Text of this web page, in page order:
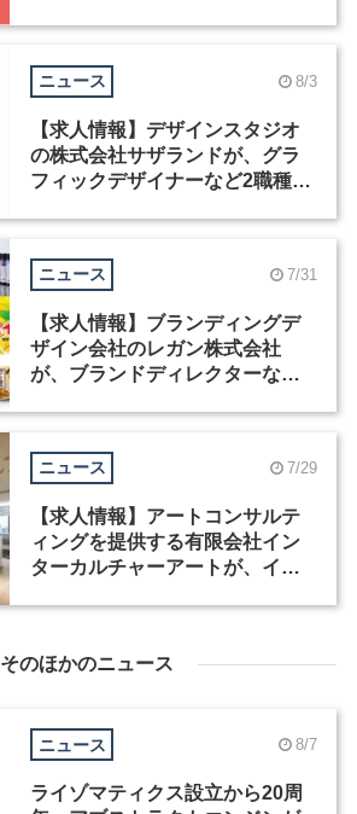
ニュース 8/3
【求人情報】デザインスタジオ
の株式会社サザランドが、グラ
フィックデザイナーなど2職種を
ニュース 7/31
【求人情報】ブランディングデ
ザイン会社のレガン株式会社
が、ブランドディレクターなど3
ニュース 7/29
【求人情報】アートコンサルテ
ィングを提供する有限会社イン
ターカルチャーアートが、イン
そのほかのニュース
ニュース 8/7
ライゾマティクス設立から20周